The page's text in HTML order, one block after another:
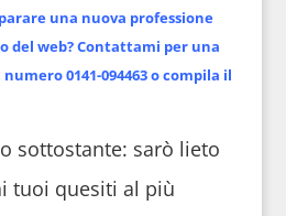
una nuova professione
del web? Contattami per una
0141-094463 o compila il
sottostante: sarò lieto
tuoi quesiti al più